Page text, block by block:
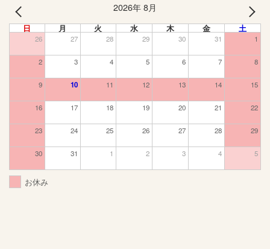
2026年 8月
日 月 火 水 木 金 土
26 27 28 29 30 31 1
2 3 4 5 6 7 8
9 10 11 12 13 14 15
16 17 18 19 20 21 22
23 24 25 26 27 28 29
30 31 1 2 3 4 5
お休み